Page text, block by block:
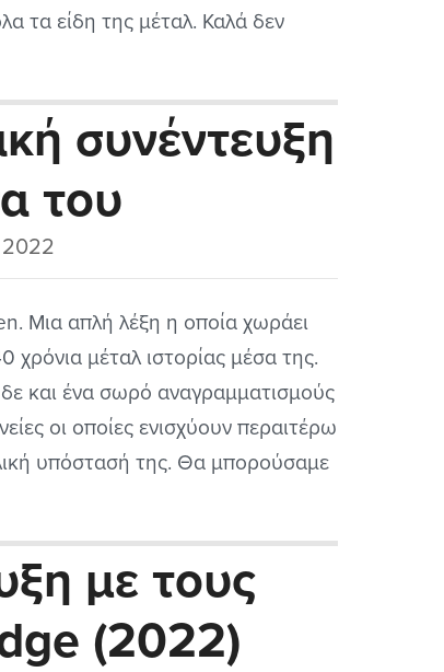
τα είδη της μέταλ. Καλά δεν
τα ίδια cd των Manowar, Iron...
συνέντευξη
του
(2022)
2022
Μια απλή λέξη η οποία χωράει
χρόνια μέταλ ιστορίας μέσα της.
και ένα σωρό αναγραμματισμούς
οι οποίες ενισχύουν περαιτέρω
υπόστασή της. Θα μπορούσαμε
το ρηθέν από τον Ιούλιο
με τους
(2022)